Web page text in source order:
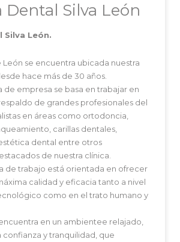
Dental Silva León
Silva León.
León se encuentra ubicada nuestra
hace más de 30 años.
de empresa se basa en trabajar en
de grandes profesionales del
en áreas como ortodoncia,
carillas dentales,
dental entre otros
de nuestra clínica.
de trabajo está orientada en ofrecer
calidad y eficacia tanto a nivel
como en el trato humano y
en un ambientee relajado,
y tranquilidad, que